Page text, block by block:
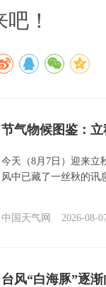
！
节气物候图鉴：
今天（8月7日）迎来立
风中已藏了一丝秋的讯
中国天气网 2026-08-
台风“白海豚”逐